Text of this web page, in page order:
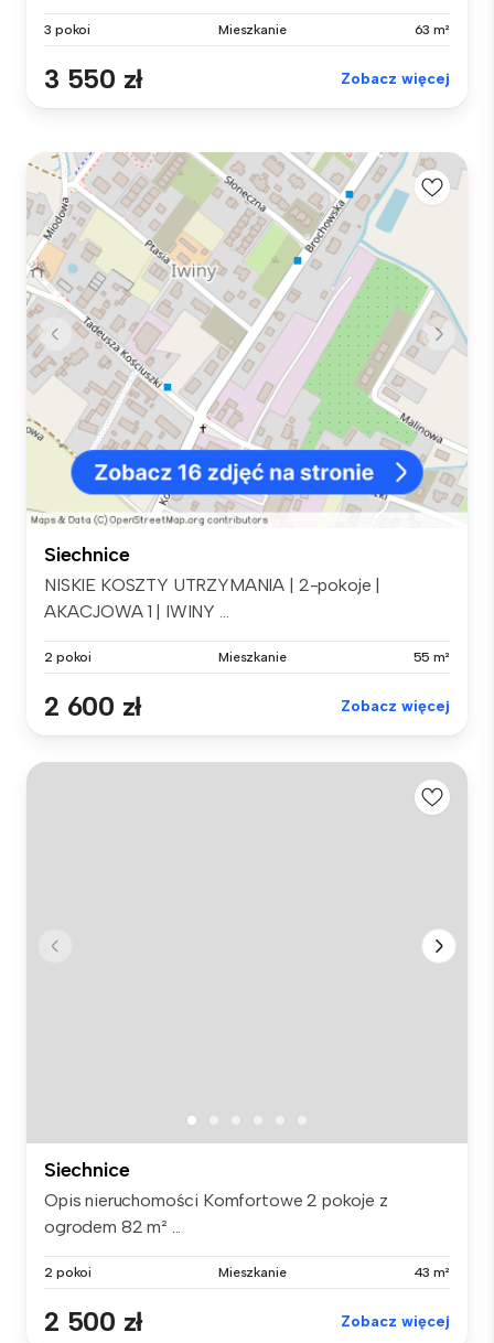
3 pokoi Mieszkanie 63 m²
3 550 zł Zobacz więcej
Siechnice
NISKIE KOSZTY UTRZYMANIA | 2-pokoje |
AKACJOWA 1 | IWINY ...
2 pokoi Mieszkanie 55 m²
2 600 zł Zobacz więcej
Siechnice
Opis nieruchomości Komfortowe 2 pokoje z
ogrodem 82 m² ...
2 pokoi Mieszkanie 43 m²
2 500 zł Zobacz więcej